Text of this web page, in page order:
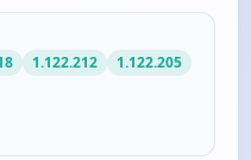
1.122.212
1.122.205